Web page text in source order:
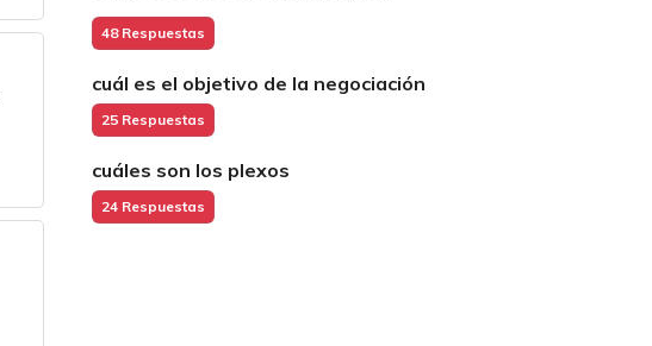
48 Respuestas
cuál es el objetivo de la negociación
25 Respuestas
cuáles son los plexos
24 Respuestas